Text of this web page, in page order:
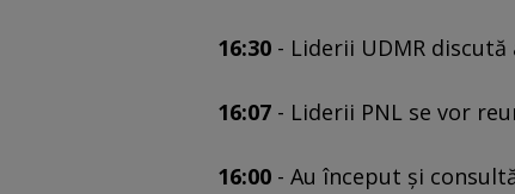
16:30 - Liderii UDMR
16:07 - Liderii PNL se vor
16:00 - Au început și